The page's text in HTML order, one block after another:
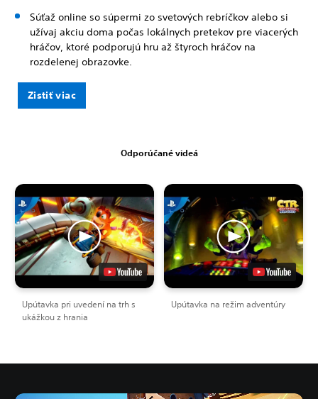
Súťaž online so súpermi zo svetových rebríčkov alebo si
užívaj akciu doma počas lokálnych pretekov pre viacerých
hráčov, ktoré podporujú hru až štyroch hráčov na
rozdelenej obrazovke.
Zistiť viac
Odporúčané videá
Upútavka pri uvedení na trh s
ukážkou z hrania
Upútavka na režim adventúry